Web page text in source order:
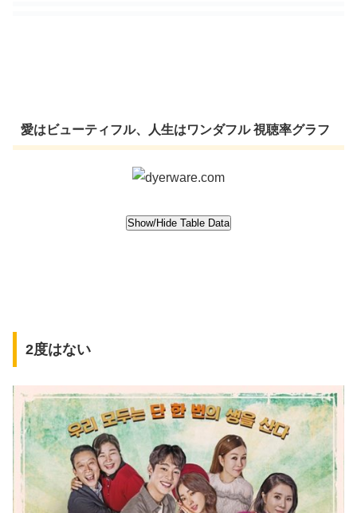
愛はビューティフル、人生はワンダフル 視聴率グラフ
2度はない